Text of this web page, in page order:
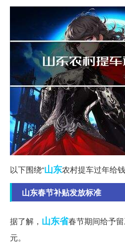
以下围绕“山东农村提车过年给
山东春节补贴发放标准
据了解， 山东省春节期间给予
元。